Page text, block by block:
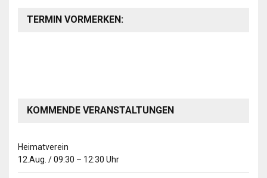
TERMIN VORMERKEN:
KOMMENDE VERANSTALTUNGEN
Heimatverein
12.Aug. /09:30 – 12:30 Uhr